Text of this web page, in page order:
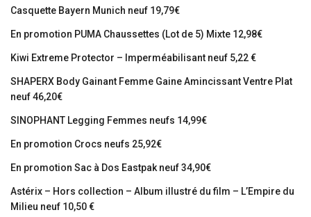
Casquette Bayern Munich neuf 19,79€
En promotion PUMA Chaussettes (Lot de 5) Mixte 12,98€
Kiwi Extreme Protector – Imperméabilisant neuf 5,22 €
SHAPERX Body Gainant Femme Gaine Amincissant Ventre Plat
neuf 46,20€
SINOPHANT Legging Femmes neufs 14,99€
En promotion Crocs neufs 25,92€
En promotion Sac à Dos Eastpak neuf 34,90€
Astérix – Hors collection – Album illustré du film – L’Empire du
Milieu neuf 10,50 €